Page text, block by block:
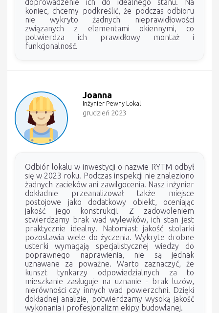
doprowadzenie ich do idealnego stanu. Na
koniec, chcemy podkreślić, że podczas odbioru
nie wykryto żadnych nieprawidłowości
związanych z elementami okiennymi, co
potwierdza ich prawidłowy montaż i
funkcjonalność.
Joanna
Inżynier Pewny Lokal
grudzień 2023
Odbiór lokalu w inwestycji o nazwie RYTM odbył
się w 2023 roku. Podczas inspekcji nie znaleziono
żadnych zacieków ani zawilgocenia. Nasz inżynier
dokładnie przeanalizował także miejsce
postojowe jako dodatkowy obiekt, oceniając
jakość jego konstrukcji. Z zadowoleniem
stwierdzamy brak wad wylewków, ich stan jest
praktycznie idealny. Natomiast jakość stolarki
pozostawia wiele do życzenia. Wykryte drobne
usterki wymagają specjalistycznej wiedzy do
poprawnego naprawienia, nie są jednak
uznawane za poważne. Warto zaznaczyć, że
kunszt tynkarzy odpowiedzialnych za to
mieszkanie zasługuje na uznanie - brak luzów,
nierówności czy innych wad powierzchni. Dzięki
dokładnej analizie, potwierdzamy wysoką jakość
wykonania i profesjonalizm ekipy budowlanej.